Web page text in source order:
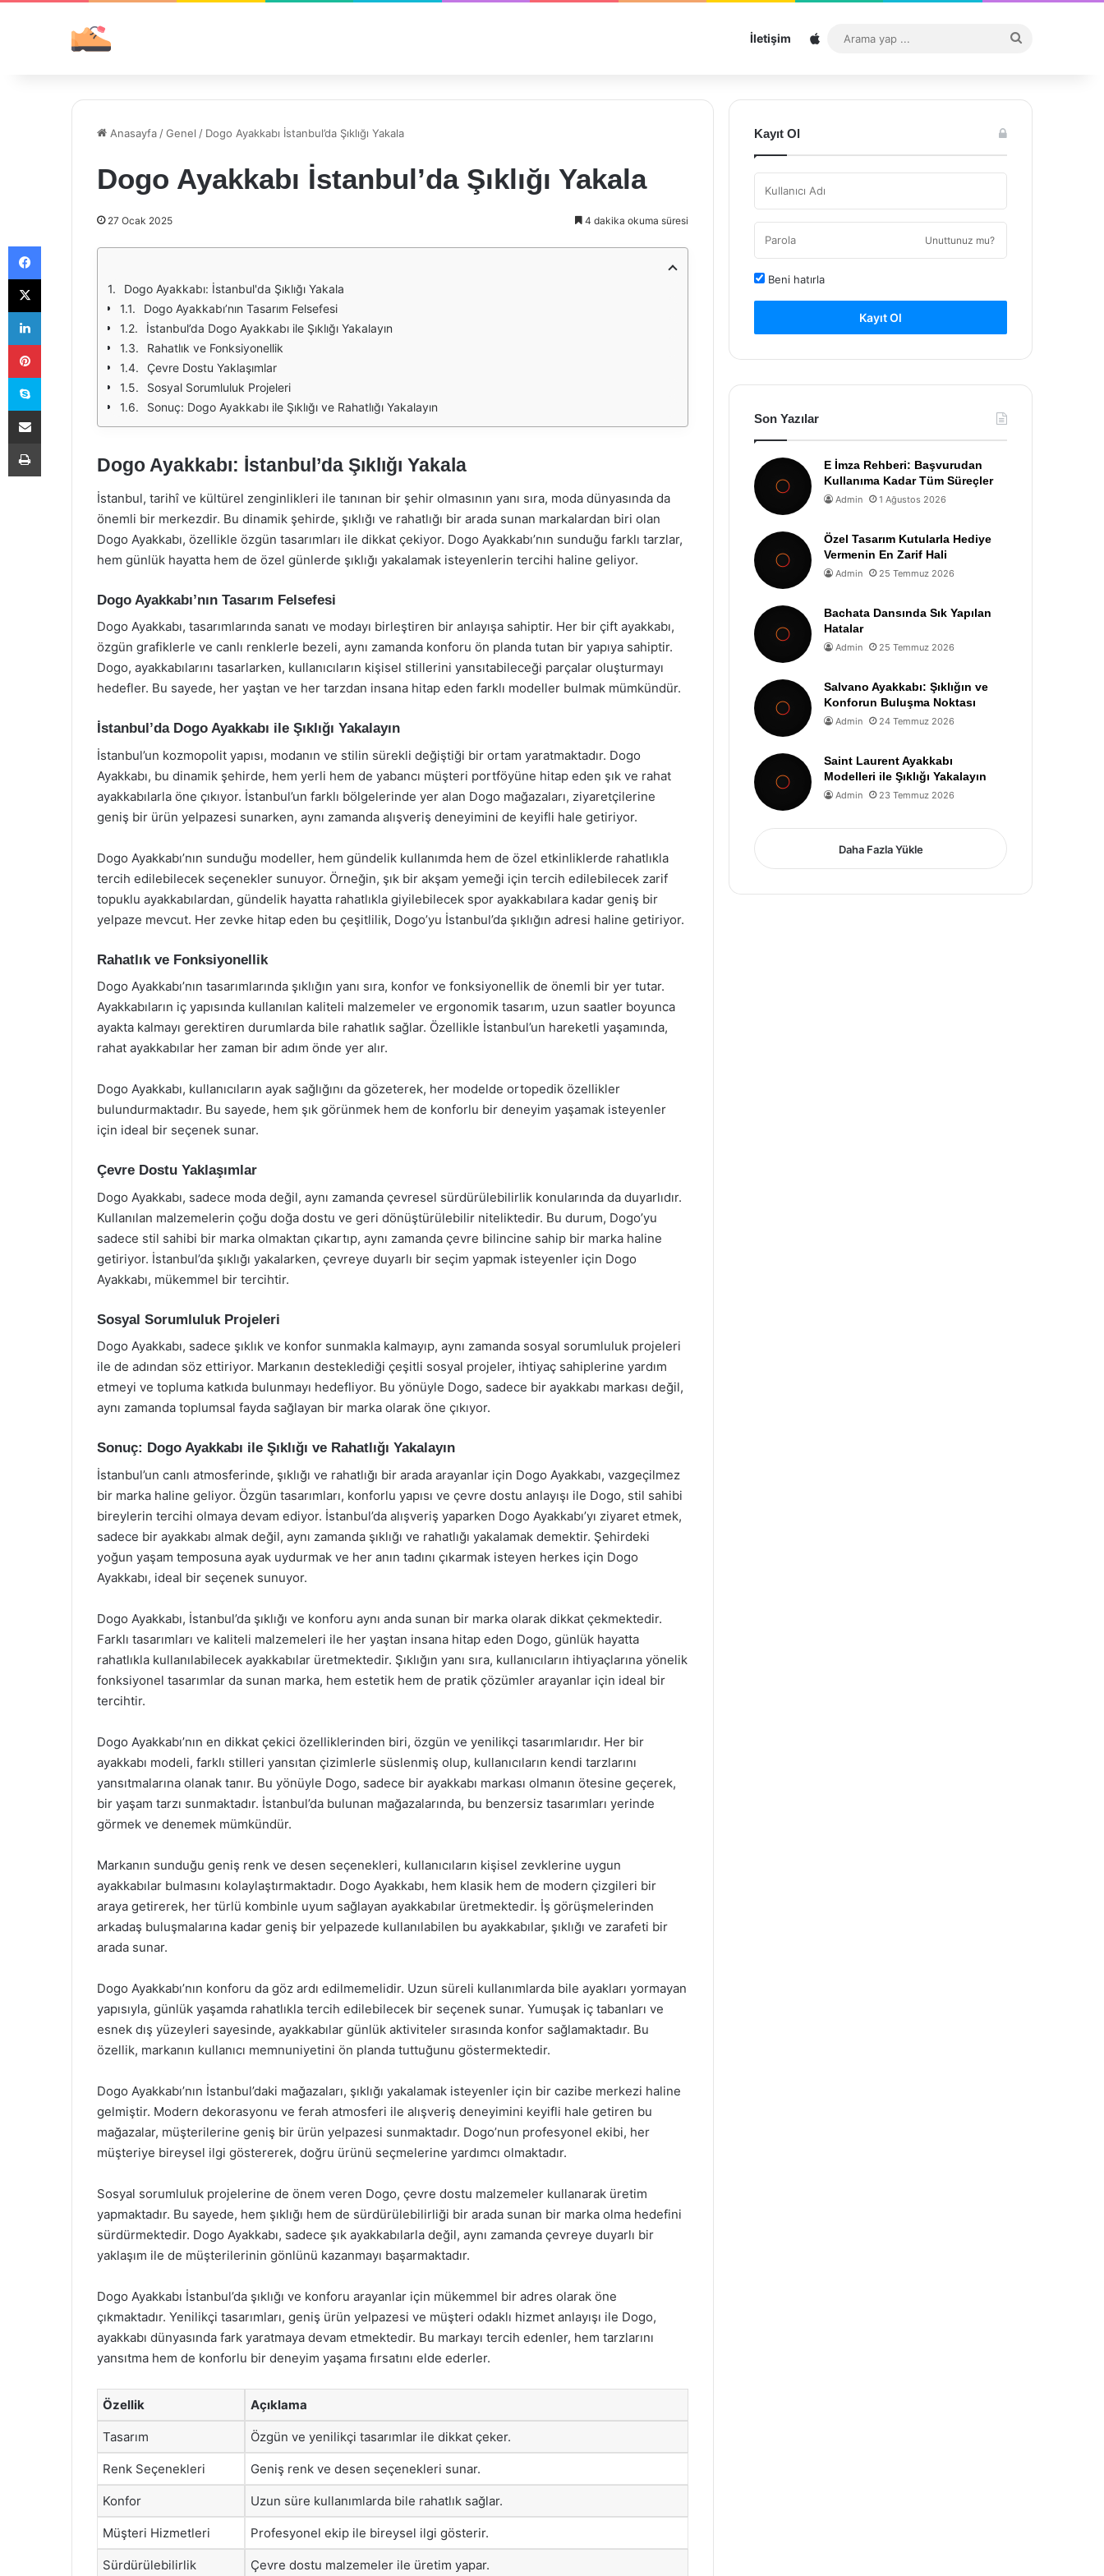
İletişim Sitemap
...
Anasayfa /Genel / Dogo Ayakkabı İstanbul’da Şıklığı Yakala
Dogo Ayakkabı İstanbul’da Şıklığı Yakala
27 Ocak 2025 4 dakika okuma süresi
Dogo Ayakkabı: İstanbul'da Şıklığı Yakala
Dogo Ayakkabı’nın Tasarım Felsefesi
İstanbul’da Dogo Ayakkabı ile Şıklığı Yakalayın
Rahatlık ve Fonksiyonellik
Çevre Dostu Yaklaşımlar
Sosyal Sorumluluk Projeleri
Sonuç: Dogo Ayakkabı ile Şıklığı ve Rahatlığı Yakalayın
Dogo Ayakkabı: İstanbul’da Şıklığı Yakala
İstanbul, tarihî ve kültürel zenginlikleri ile tanınan bir şehir olmasının yanı sıra, moda dünyasında da
önemli bir merkezdir. Bu dinamik şehirde, şıklığı ve rahatlığı bir arada sunan markalardan biri olan
Dogo Ayakkabı, özellikle özgün tasarımları ile dikkat çekiyor. Dogo Ayakkabı’nın sunduğu farklı tarzlar,
hem günlük hayatta hem de özel günlerde şıklığı yakalamak isteyenlerin tercihi haline geliyor.
Dogo Ayakkabı’nın Tasarım Felsefesi
Dogo Ayakkabı, tasarımlarında sanatı ve modayı birleştiren bir anlayışa sahiptir. Her bir çift ayakkabı,
özgün grafiklerle ve canlı renklerle bezeli, aynı zamanda konforu ön planda tutan bir yapıya sahiptir.
Dogo, ayakkabılarını tasarlarken, kullanıcıların kişisel stillerini yansıtabileceği parçalar oluşturmayı
hedefler. Bu sayede, her yaştan ve her tarzdan insana hitap eden farklı modeller bulmak mümkündür.
İstanbul’da Dogo Ayakkabı ile Şıklığı Yakalayın
İstanbul’un kozmopolit yapısı, modanın ve stilin sürekli değiştiği bir ortam yaratmaktadır. Dogo
Ayakkabı, bu dinamik şehirde, hem yerli hem de yabancı müşteri portföyüne hitap eden şık ve rahat
ayakkabılarla öne çıkıyor. İstanbul’un farklı bölgelerinde yer alan Dogo mağazaları, ziyaretçilerine
geniş bir ürün yelpazesi sunarken, aynı zamanda alışveriş deneyimini de keyifli hale getiriyor.
Dogo Ayakkabı’nın sunduğu modeller, hem gündelik kullanımda hem de özel etkinliklerde rahatlıkla
tercih edilebilecek seçenekler sunuyor. Örneğin, şık bir akşam yemeği için tercih edilebilecek zarif
topuklu ayakkabılardan, gündelik hayatta rahatlıkla giyilebilecek spor ayakkabılara kadar geniş bir
yelpaze mevcut. Her zevke hitap eden bu çeşitlilik, Dogo’yu İstanbul’da şıklığın adresi haline getiriyor.
Rahatlık ve Fonksiyonellik
Dogo Ayakkabı’nın tasarımlarında şıklığın yanı sıra, konfor ve fonksiyonellik de önemli bir yer tutar.
Ayakkabıların iç yapısında kullanılan kaliteli malzemeler ve ergonomik tasarım, uzun saatler boyunca
ayakta kalmayı gerektiren durumlarda bile rahatlık sağlar. Özellikle İstanbul’un hareketli yaşamında,
rahat ayakkabılar her zaman bir adım önde yer alır.
Dogo Ayakkabı, kullanıcıların ayak sağlığını da gözeterek, her modelde ortopedik özellikler
bulundurmaktadır. Bu sayede, hem şık görünmek hem de konforlu bir deneyim yaşamak isteyenler
için ideal bir seçenek sunar.
Çevre Dostu Yaklaşımlar
Dogo Ayakkabı, sadece moda değil, aynı zamanda çevresel sürdürülebilirlik konularında da duyarlıdır.
Kullanılan malzemelerin çoğu doğa dostu ve geri dönüştürülebilir niteliktedir. Bu durum, Dogo’yu
sadece stil sahibi bir marka olmaktan çıkartıp, aynı zamanda çevre bilincine sahip bir marka haline
getiriyor. İstanbul’da şıklığı yakalarken, çevreye duyarlı bir seçim yapmak isteyenler için Dogo
Ayakkabı, mükemmel bir tercihtir.
Sosyal Sorumluluk Projeleri
Dogo Ayakkabı, sadece şıklık ve konfor sunmakla kalmayıp, aynı zamanda sosyal sorumluluk projeleri
ile de adından söz ettiriyor. Markanın desteklediği çeşitli sosyal projeler, ihtiyaç sahiplerine yardım
etmeyi ve topluma katkıda bulunmayı hedefliyor. Bu yönüyle Dogo, sadece bir ayakkabı markası değil,
aynı zamanda toplumsal fayda sağlayan bir marka olarak öne çıkıyor.
Sonuç: Dogo Ayakkabı ile Şıklığı ve Rahatlığı Yakalayın
İstanbul’un canlı atmosferinde, şıklığı ve rahatlığı bir arada arayanlar için Dogo Ayakkabı, vazgeçilmez
bir marka haline geliyor. Özgün tasarımları, konforlu yapısı ve çevre dostu anlayışı ile Dogo, stil sahibi
bireylerin tercihi olmaya devam ediyor. İstanbul’da alışveriş yaparken Dogo Ayakkabı’yı ziyaret etmek,
sadece bir ayakkabı almak değil, aynı zamanda şıklığı ve rahatlığı yakalamak demektir. Şehirdeki
yoğun yaşam temposuna ayak uydurmak ve her anın tadını çıkarmak isteyen herkes için Dogo
Ayakkabı, ideal bir seçenek sunuyor.
Dogo Ayakkabı, İstanbul’da şıklığı ve konforu aynı anda sunan bir marka olarak dikkat çekmektedir.
Farklı tasarımları ve kaliteli malzemeleri ile her yaştan insana hitap eden Dogo, günlük hayatta
rahatlıkla kullanılabilecek ayakkabılar üretmektedir. Şıklığın yanı sıra, kullanıcıların ihtiyaçlarına yönelik
fonksiyonel tasarımlar da sunan marka, hem estetik hem de pratik çözümler arayanlar için ideal bir
tercihtir.
Dogo Ayakkabı’nın en dikkat çekici özelliklerinden biri, özgün ve yenilikçi tasarımlarıdır. Her bir
ayakkabı modeli, farklı stilleri yansıtan çizimlerle süslenmiş olup, kullanıcıların kendi tarzlarını
yansıtmalarına olanak tanır. Bu yönüyle Dogo, sadece bir ayakkabı markası olmanın ötesine geçerek,
bir yaşam tarzı sunmaktadır. İstanbul’da bulunan mağazalarında, bu benzersiz tasarımları yerinde
görmek ve denemek mümkündür.
Markanın sunduğu geniş renk ve desen seçenekleri, kullanıcıların kişisel zevklerine uygun
ayakkabılar bulmasını kolaylaştırmaktadır. Dogo Ayakkabı, hem klasik hem de modern çizgileri bir
araya getirerek, her türlü kombinle uyum sağlayan ayakkabılar üretmektedir. İş görüşmelerinden
arkadaş buluşmalarına kadar geniş bir yelpazede kullanılabilen bu ayakkabılar, şıklığı ve zarafeti bir
arada sunar.
Dogo Ayakkabı’nın konforu da göz ardı edilmemelidir. Uzun süreli kullanımlarda bile ayakları yormayan
yapısıyla, günlük yaşamda rahatlıkla tercih edilebilecek bir seçenek sunar. Yumuşak iç tabanları ve
esnek dış yüzeyleri sayesinde, ayakkabılar günlük aktiviteler sırasında konfor sağlamaktadır. Bu
özellik, markanın kullanıcı memnuniyetini ön planda tuttuğunu göstermektedir.
Dogo Ayakkabı’nın İstanbul’daki mağazaları, şıklığı yakalamak isteyenler için bir cazibe merkezi haline
gelmiştir. Modern dekorasyonu ve ferah atmosferi ile alışveriş deneyimini keyifli hale getiren bu
mağazalar, müşterilerine geniş bir ürün yelpazesi sunmaktadır. Dogo’nun profesyonel ekibi, her
müşteriye bireysel ilgi göstererek, doğru ürünü seçmelerine yardımcı olmaktadır.
Sosyal sorumluluk projelerine de önem veren Dogo, çevre dostu malzemeler kullanarak üretim
yapmaktadır. Bu sayede, hem şıklığı hem de sürdürülebilirliği bir arada sunan bir marka olma hedefini
sürdürmektedir. Dogo Ayakkabı, sadece şık ayakkabılarla değil, aynı zamanda çevreye duyarlı bir
yaklaşım ile de müşterilerinin gönlünü kazanmayı başarmaktadır.
Dogo Ayakkabı İstanbul’da şıklığı ve konforu arayanlar için mükemmel bir adres olarak öne
çıkmaktadır. Yenilikçi tasarımları, geniş ürün yelpazesi ve müşteri odaklı hizmet anlayışı ile Dogo,
ayakkabı dünyasında fark yaratmaya devam etmektedir. Bu markayı tercih edenler, hem tarzlarını
yansıtma hem de konforlu bir deneyim yaşama fırsatını elde ederler.
Özellik Açıklama
Tasarım Özgün ve yenilikçi tasarımlar ile dikkat çeker.
Renk Seçenekleri Geniş renk ve desen seçenekleri sunar.
Konfor Uzun süre kullanımlarda bile rahatlık sağlar.
Müşteri Hizmetleri Profesyonel ekip ile bireysel ilgi gösterir.
Sürdürülebilirlik Çevre dostu malzemeler ile üretim yapar.
Kayıt Ol
Unuttunuz mu?
Beni hatırla
Kayıt Ol
Son Yazılar
E İmza Rehberi: Başvurudan
Kullanıma Kadar Tüm Süreçler
Admin 1 Ağustos 2026
Özel Tasarım Kutularla Hediye
Vermenin En Zarif Hali
Admin 25 Temmuz 2026
Bachata Dansında Sık Yapılan
Hatalar
Admin 25 Temmuz 2026
Salvano Ayakkabı: Şıklığın ve
Konforun Buluşma Noktası
Admin 24 Temmuz 2026
Saint Laurent Ayakkabı
Modelleri ile Şıklığı Yakalayın
Admin 23 Temmuz 2026
Daha Fazla Yükle
Facebook
X
LinkedIn
Pinterest
Skype
E-Posta ile paylaş